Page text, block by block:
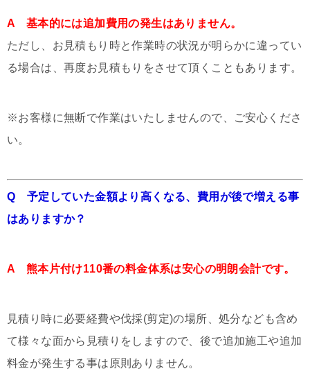
A 基本的には追加費用の発生はありません。
ただし、お見積もり時と作業時の状況が明らかに違ってい
る場合は、再度お見積もりをさせて頂くこともあります。
※お客様に無断で作業はいたしませんので、ご安心くださ
い。
Q 予定していた金額より高くなる、費用が後で増える事
はありますか？
A 熊本片付け110番の料金体系は安心の明朗会計です。
見積り時に必要経費や伐採(剪定)の場所、処分なども含め
て様々な面から見積りをしますので、後で追加施工や追加
料金が発生する事は原則ありません。